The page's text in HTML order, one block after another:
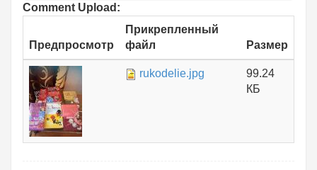
Comment Upload:
Предпросмотр
Прикрепленный
файл
Размер
rukodelie.jpg
99.24
КБ